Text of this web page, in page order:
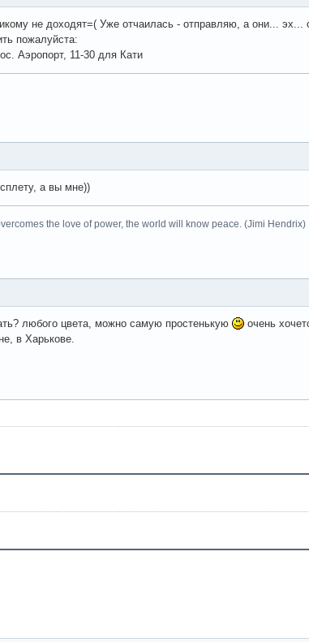
не доходят=( Уже отчаилась - отправляю, а они... эх...
пожалуйста:
Аэропорт, 11-30 для Кати
а вы мне))
the love of power, the world will know peace. (Jimi Hendrix)
любого цвета, можно самую простенькую
очень
в Харькове.